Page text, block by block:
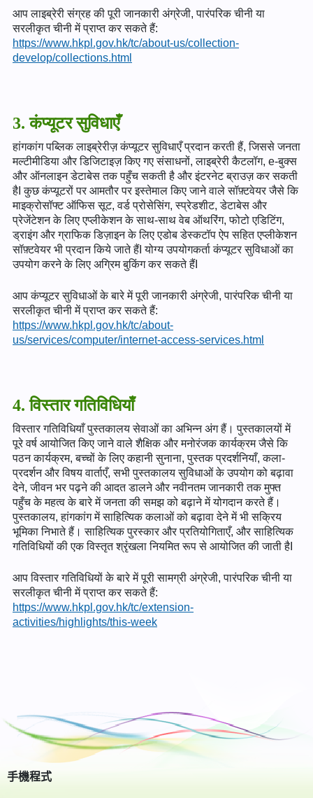
आप लाइब्रेरी संग्रह की पूरी जानकारी अंग्रेजी, पारंपरिक चीनी या
सरलीकृत चीनी में प्राप्त कर सकते हैं:
https://www.hkpl.gov.hk/tc/about-us/collection-
develop/collections.html
3. कंप्यूटर सुविधाएँ
हांगकांग पब्लिक लाइब्रेरीज़ कंप्यूटर सुविधाएँ प्रदान करती हैं, जिससे जनता
मल्टीमीडिया और डिजिटाइज़ किए गए संसाधनों, लाइब्रेरी कैटलॉग, e-बुक्स
और ऑनलाइन डेटाबेस तक पहुँच सकती है और इंटरनेट ब्राउज़ कर सकती
हैI कुछ कंप्यूटरों पर आमतौर पर इस्तेमाल किए जाने वाले सॉफ़्टवेयर जैसे कि
माइक्रोसॉफ्ट ऑफिस सूट, वर्ड प्रोसेसिंग, स्प्रेडशीट, डेटाबेस और
प्रेजेंटेशन के लिए एप्लीकेशन के साथ-साथ वेब ऑथरिंग, फोटो एडिटिंग,
ड्राइंग और ग्राफिक डिज़ाइन के लिए एडोब डेस्कटॉप ऐप सहित एप्लीकेशन
सॉफ़्टवेयर भी प्रदान किये जाते हैंI योग्य उपयोगकर्ता कंप्यूटर सुविधाओं का
उपयोग करने के लिए अग्रिम बुकिंग कर सकते हैंI
आप कंप्यूटर सुविधाओं के बारे में पूरी जानकारी अंग्रेजी, पारंपरिक चीनी या
सरलीकृत चीनी में प्राप्त कर सकते हैं:
https://www.hkpl.gov.hk/tc/about-
us/services/computer/internet-access-services.html
4. विस्तार गतिविधियाँ
विस्तार गतिविधियाँ पुस्तकालय सेवाओं का अभिन्न अंग हैं। पुस्तकालयों में
पूरे वर्ष आयोजित किए जाने वाले शैक्षिक और मनोरंजक कार्यक्रम जैसे कि
पठन कार्यक्रम, बच्चों के लिए कहानी सुनाना, पुस्तक प्रदर्शनियाँ, कला-
प्रदर्शन और विषय वार्ताएँ, सभी पुस्तकालय सुविधाओं के उपयोग को बढ़ावा
देने, जीवन भर पढ़ने की आदत डालने और नवीनतम जानकारी तक मुफ्त
पहुँच के महत्व के बारे में जनता की समझ को बढ़ाने में योगदान करते हैं।
पुस्तकालय, हांगकांग में साहित्यिक कलाओं को बढ़ावा देने में भी सक्रिय
भूमिका निभाते हैं। साहित्यिक पुरस्कार और प्रतियोगिताएँ, और साहित्यिक
गतिविधियों की एक विस्तृत श्रृंखला नियमित रूप से आयोजित की जाती हैI
आप विस्तार गतिविधियों के बारे में पूरी सामग्री अंग्रेजी, पारंपरिक चीनी या
सरलीकृत चीनी में प्राप्त कर सकते हैं:
https://www.hkpl.gov.hk/tc/extension-
activities/highlights/this-week
手機程式